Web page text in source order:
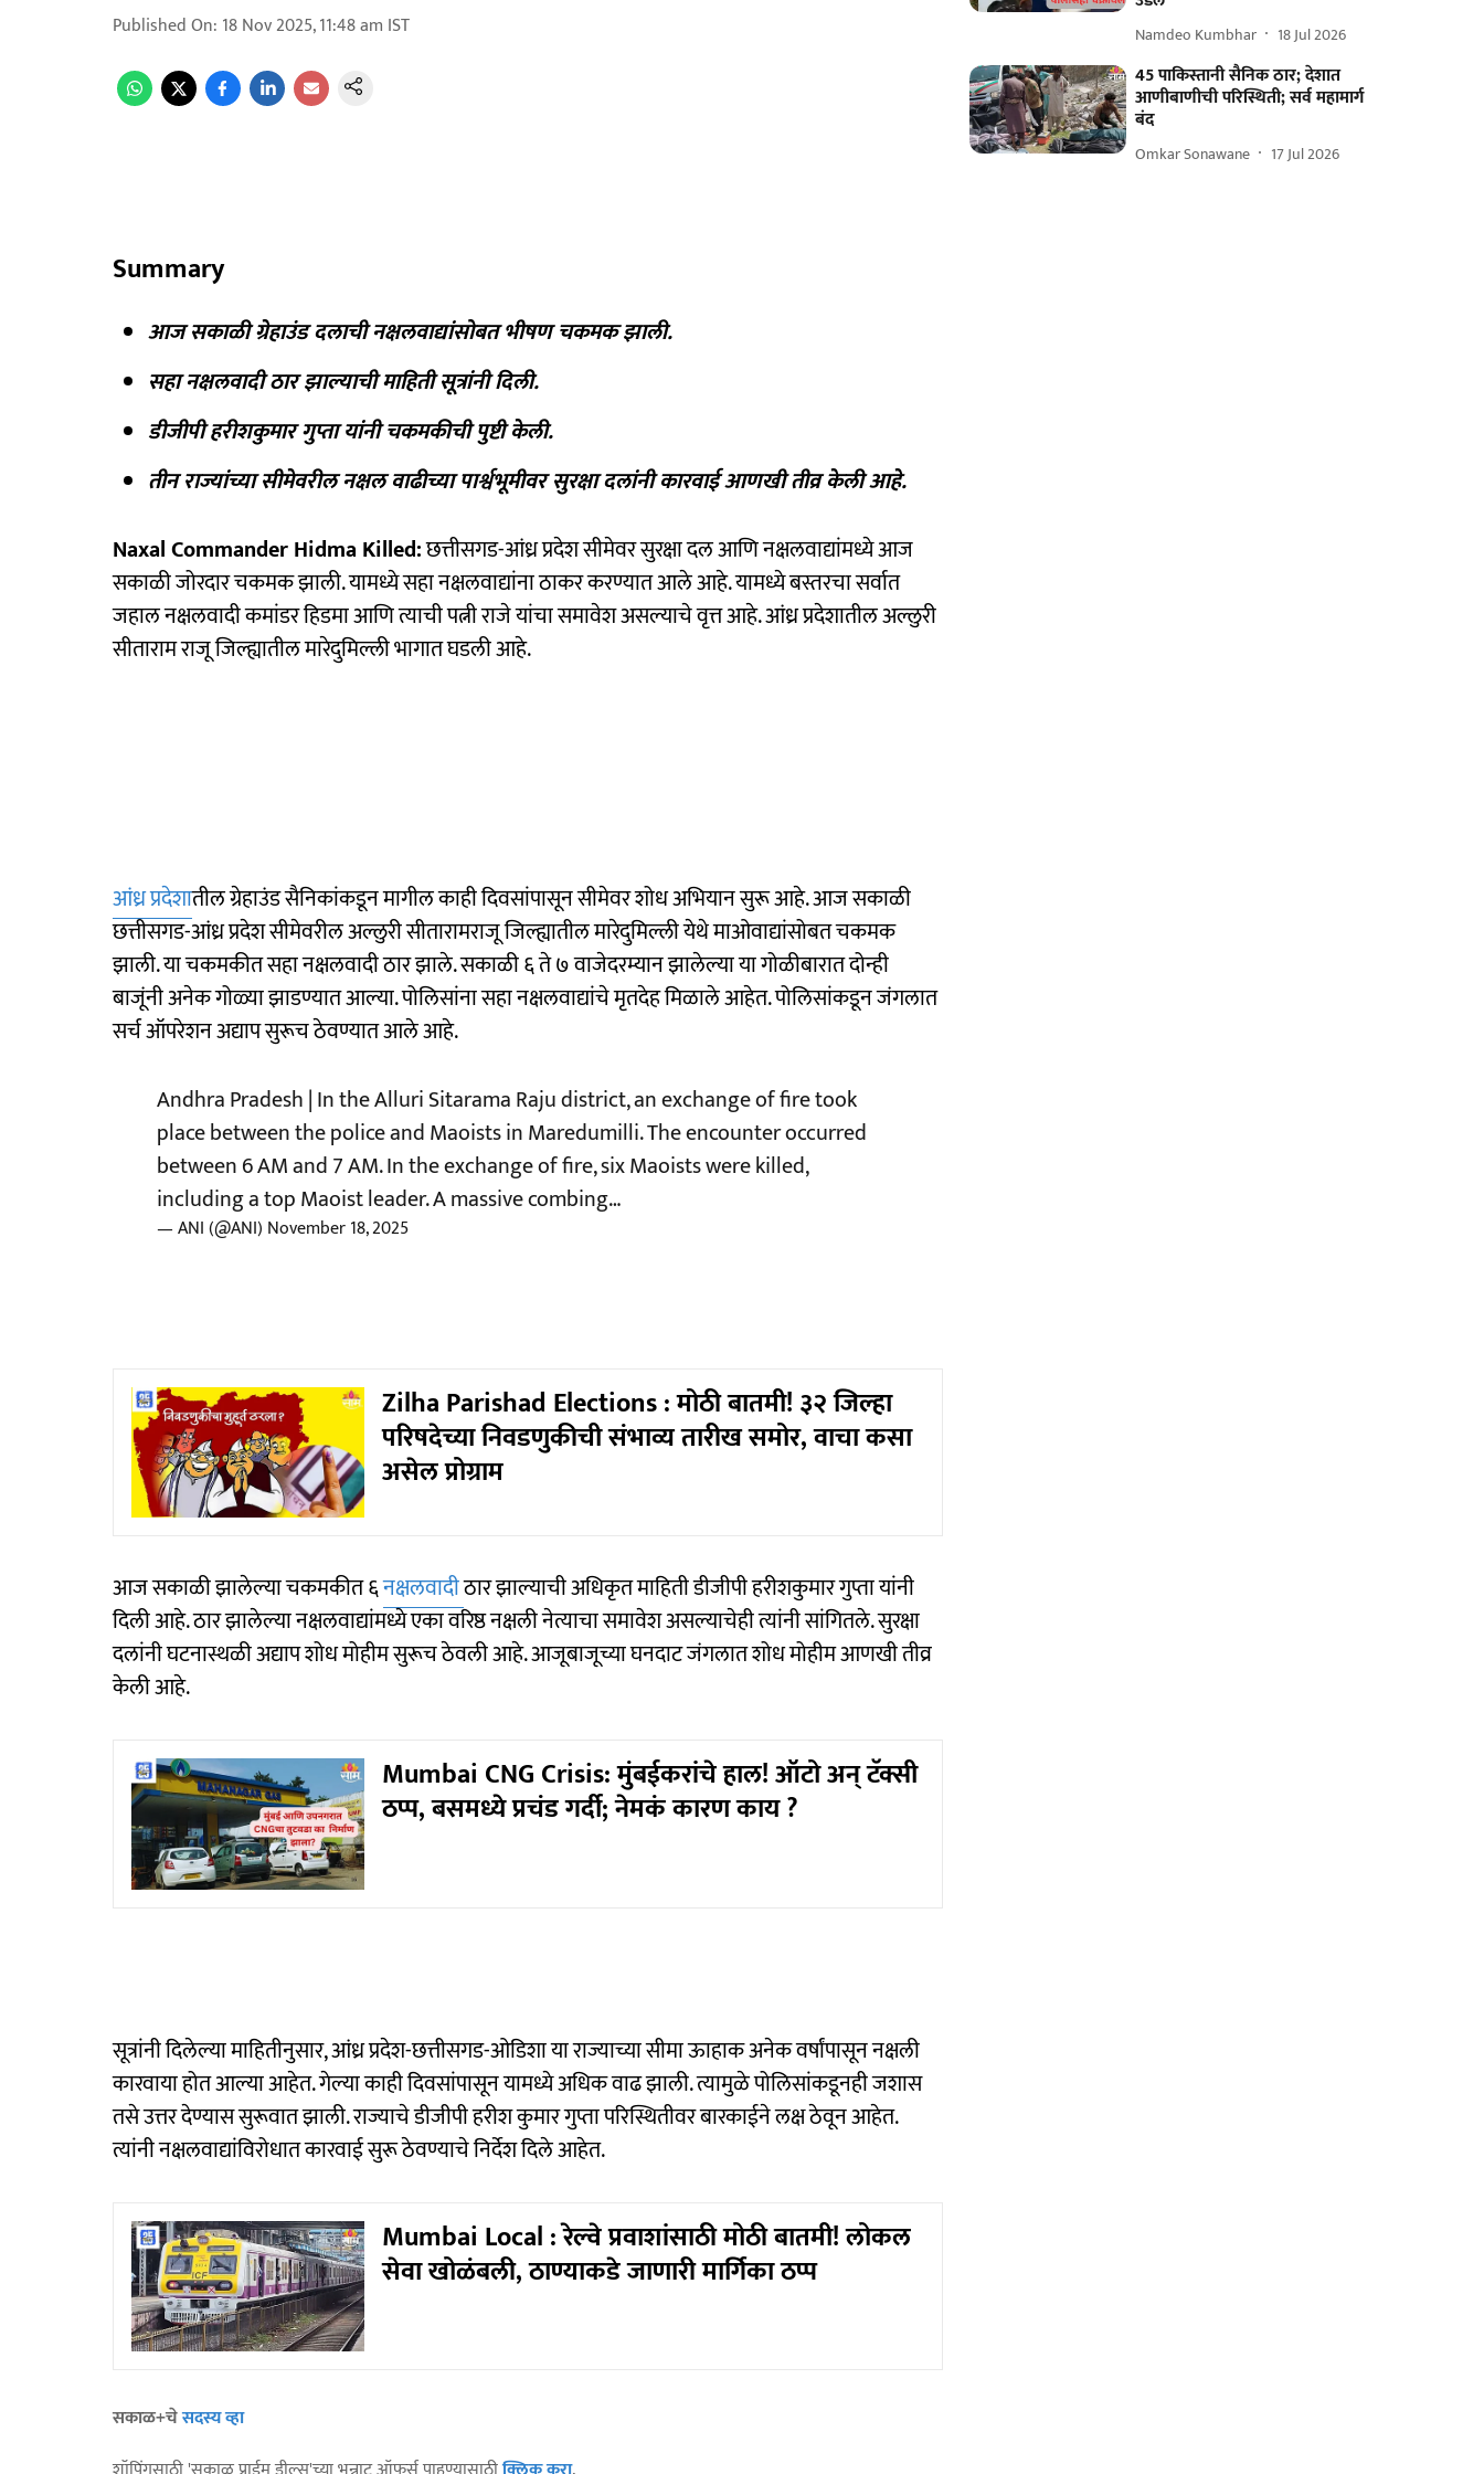
Published On: 18 Nov 2025, 11:48 am IST
Summary
आज सकाळी ग्रेहाउंड दलाची नक्षलवाद्यांसोबत भीषण चकमक झाली.
सहा नक्षलवादी ठार झाल्याची माहिती सूत्रांनी दिली.
डीजीपी हरीशकुमार गुप्ता यांनी चकमकीची पुष्टी केली.
तीन राज्यांच्या सीमेवरील नक्षल वाढीच्या पार्श्वभूमीवर सुरक्षा दलांनी कारवाई आणखी तीव्र केली आहे.
Naxal Commander Hidma Killed:छत्तीसगड-आंध्र प्रदेश सीमेवर सुरक्षा दल आणि नक्षलवाद्यांमध्ये आज
सकाळी जोरदार चकमक झाली. यामध्ये सहा नक्षलवाद्यांना ठाकर करण्यात आले आहे. यामध्ये बस्तरचा सर्वात
जहाल नक्षलवादी कमांडर हिडमा आणि त्याची पत्नी राजे यांचा समावेश असल्याचे वृत्त आहे. आंध्र प्रदेशातील अल्लुरी
सीताराम राजू जिल्ह्यातील मारेदुमिल्ली भागात घडली आहे.
आंध्र प्रदेशातील ग्रेहाउंड सैनिकांकडून मागील काही दिवसांपासून सीमेवर शोध अभियान सुरू आहे. आज सकाळी
छत्तीसगड-आंध्र प्रदेश सीमेवरील अल्लुरी सीतारामराजू जिल्ह्यातील मारेदुमिल्ली येथे माओवाद्यांसोबत चकमक
झाली. या चकमकीत सहा नक्षलवादी ठार झाले. सकाळी ६ ते ७ वाजेदरम्यान झालेल्या या गोळीबारात दोन्ही
बाजूंनी अनेक गोळ्या झाडण्यात आल्या. पोलिसांना सहा नक्षलवाद्यांचे मृतदेह मिळाले आहेत. पोलिसांकडून जंगलात
सर्च ऑपरेशन अद्याप सुरूच ठेवण्यात आले आहे.
Andhra Pradesh | In the Alluri Sitarama Raju district, an exchange of fire took
place between the police and Maoists in Maredumilli. The encounter occurred
between 6 AM and 7 AM. In the exchange of fire, six Maoists were killed,
including a top Maoist leader. A massive combing…
— ANI (@ANI) November 18, 2025
Zilha Parishad Elections : मोठी बातमी! ३२ जिल्हा
परिषदेच्या निवडणुकीची संभाव्य तारीख समोर, वाचा कसा
असेल प्रोग्राम
आज सकाळी झालेल्या चकमकीत ६नक्षलवादीठार झाल्याची अधिकृत माहिती डीजीपी हरीशकुमार गुप्ता यांनी
दिली आहे. ठार झालेल्या नक्षलवाद्यांमध्ये एका वरिष्ठ नक्षली नेत्याचा समावेश असल्याचेही त्यांनी सांगितले. सुरक्षा
दलांनी घटनास्थळी अद्याप शोध मोहीम सुरूच ठेवली आहे. आजूबाजूच्या घनदाट जंगलात शोध मोहीम आणखी तीव्र
केली आहे.
Mumbai CNG Crisis: मुंबईकरांचे हाल! ऑटो अन् टॅक्सी
ठप्प, बसमध्ये प्रचंड गर्दी; नेमकं कारण काय ?
सूत्रांनी दिलेल्या माहितीनुसार, आंध्र प्रदेश-छत्तीसगड-ओडिशा या राज्याच्या सीमा ऊाहाक अनेक वर्षांपासून नक्षली
कारवाया होत आल्या आहेत. गेल्या काही दिवसांपासून यामध्ये अधिक वाढ झाली. त्यामुळे पोलिसांकडूनही जशास
तसे उत्तर देण्यास सुरूवात झाली. राज्याचे डीजीपी हरीश कुमार गुप्ता परिस्थितीवर बारकाईने लक्ष ठेवून आहेत.
त्यांनी नक्षलवाद्यांविरोधात कारवाई सुरू ठेवण्याचे निर्देश दिले आहेत.
Mumbai Local : रेल्वे प्रवाशांसाठी मोठी बातमी! लोकल
सेवा खोळंबली, ठाण्याकडे जाणारी मार्गिका ठप्प
सकाळ+चेसदस्य व्हा
Namdeo Kumbhar 18 Jul 2026
45 पाकिस्तानी सैनिक ठार; देशात
आणीबाणीची परिस्थिती; सर्व महामार्ग
बंद
Omkar Sonawane 17 Jul 2026